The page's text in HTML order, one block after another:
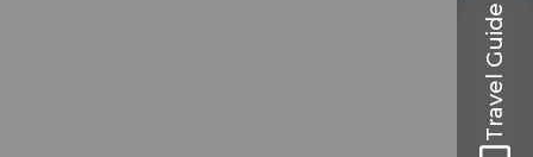
Travel Guide